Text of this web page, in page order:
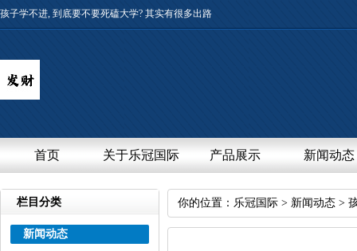
孩子学不进,到底要不要死磕大学?其实有很多出路
首页 关于乐冠国际 产品展示 新闻动态
栏目分类
新闻动态
你的位置： 乐冠国际 > 新闻动态 >